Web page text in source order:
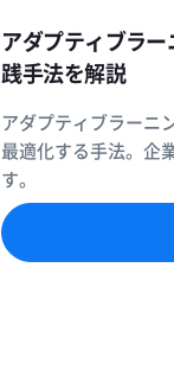
アダプティブラ
践手法を解説
アダプティブラーニ
最適化する手法。企
す。
詳しく見る